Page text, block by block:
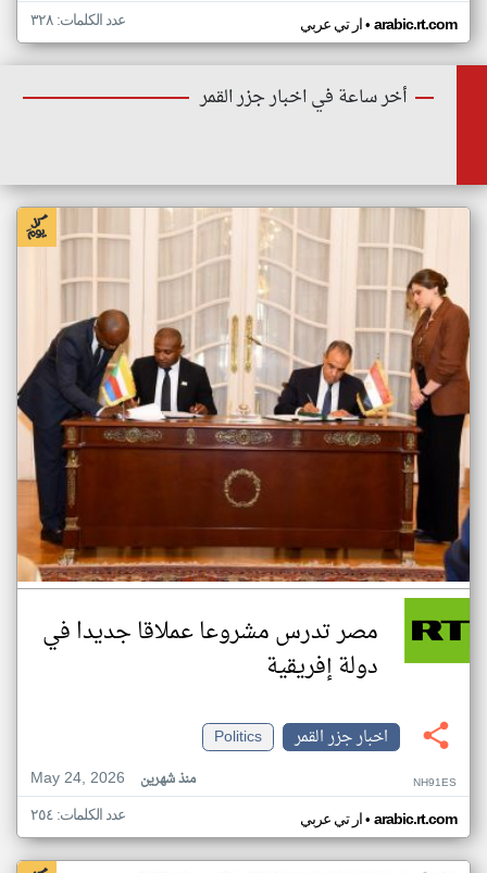
ار تي عربي• arabic.rt.com عدد الكلمات: ٣٢٨
أخر ساعة في اخبار جزر القمر
مصر تدرس مشروعا عملاقا جديدا في
دولة إفريقية
اخبار جزر القمر
Politics
May 24, 2026
منذ شهرين NH91ES
ار تي عربي• arabic.rt.com عدد الكلمات: ٢٥٤